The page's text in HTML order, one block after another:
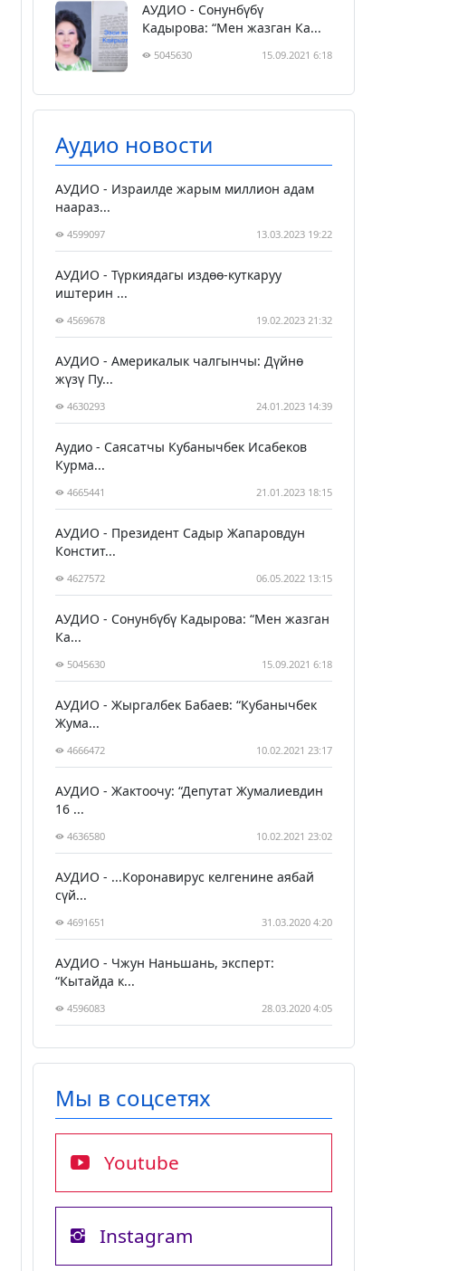
АУДИО - Сонунбүбү
Кадырова: “Мен жазган Ка...
5045630 15.09.2021 6:18
Аудио новости
АУДИО - Израилде жарым миллион адам
наараз...
4599097 13.03.2023 19:22
АУДИО - Түркиядагы издөө-куткаруу
иштерин ...
4569678 19.02.2023 21:32
АУДИО - Америкалык чалгынчы: Дүйнө
жүзү Пу...
4630293 24.01.2023 14:39
Аудио - Саясатчы Кубанычбек Исабеков
Курма...
4665441 21.01.2023 18:15
АУДИО - Президент Садыр Жапаровдун
Констит...
4627572 06.05.2022 13:15
АУДИО - Сонунбүбү Кадырова: “Мен жазган
Ка...
5045630 15.09.2021 6:18
АУДИО - Жыргалбек Бабаев: “Кубанычбек
Жума...
4666472 10.02.2021 23:17
АУДИО - Жактоочу: “Депутат Жумалиевдин
16 ...
4636580 10.02.2021 23:02
АУДИО - ...Коронавирус келгенине аябай
сүй...
4691651 31.03.2020 4:20
АУДИО - Чжун Наньшань, эксперт:
“Кытайда к...
4596083 28.03.2020 4:05
Мы в соцсетях
Youtube
Instagram